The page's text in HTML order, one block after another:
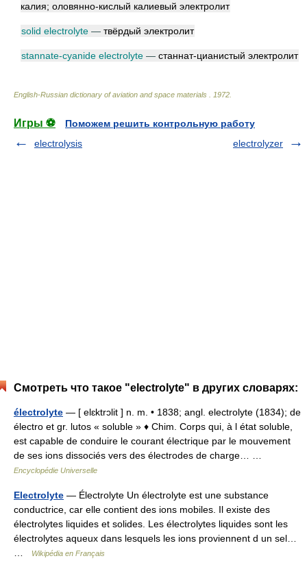
калия; оловянно-кислый калиевый электролит
solid electrolyte — твёрдый электролит
stannate-cyanide electrolyte — станнат-цианистый электролит
English-Russian dictionary of aviation and space materials 1972
Игры ⚽
Поможем решить контрольную работу
electrolysis
electrolyzer
Смотреть что такое "electrolyte" в других словарях:
électrolyte — [ elɛktrɔlit ] n. m. • 1838; angl. electrolyte (1834); de
électro et gr. lutos « soluble » ♦ Chim. Corps qui, à l état soluble,
est capable de conduire le courant électrique par le mouvement
de ses ions dissociés vers des électrodes de charge… …
Encyclopédie Universelle
Electrolyte — Électrolyte Un électrolyte est une substance
conductrice, car elle contient des ions mobiles. Il existe des
électrolytes liquides et solides. Les électrolytes liquides sont les
électrolytes aqueux dans lesquels les ions proviennent d un sel…
Wikipédia en Français